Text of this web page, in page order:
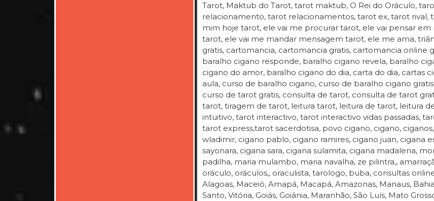
Tarot, Maktub do Tarot, tarot maktub, O Rei do Oráculo,
relacionamento, tarot relacionamentos, tarot ex, tarot rival,
mim hoje tarot, ele vai me procurar tarot, ele vai pensar
tarot, ele vai me mandar mensagem tarot, ele me ama,
gratis, cartomancia, cartomancia gratis, cartomancia online
baralho cigano responde, baralho cigano revela, baralho
cigano do amor, baralho cigano do dia, carta do dia, cartas
aula, curso de baralho cigano, curso de baralho cigano
curso de tarot gratis, consulta de tarot, consulta de tarot
tarot, tiragem de tarot, leitura tarot, leitura de tarot, leitura
intuitivo, tarot interactivo, tarot interactivo vidas passadas,
tarot express,tarot sacerdotisa, povo cigano, cigano,
wladimir, cigano pablo, cigano ramires, cigano juan, cigana
sayonara, cigana sara, cigana sulamita, cigana madalena,
padilha, maria mulambo, maria navalha, ze pilintra,,
oráculo, oráculos,, oraculista, tarologo, buba, consultas
Alagoas, Maceió, Amapá, Macapá, Amazonas, Manaus,
Santo, Vitória, Goiás, Goiânia, Maranhão, São Luís, Mato